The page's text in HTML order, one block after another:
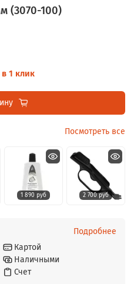
(3070-100)
1 клик
Посмотреть все
1 890 руб 2 700 руб
Подробнее
Картой
Наличными
Счет